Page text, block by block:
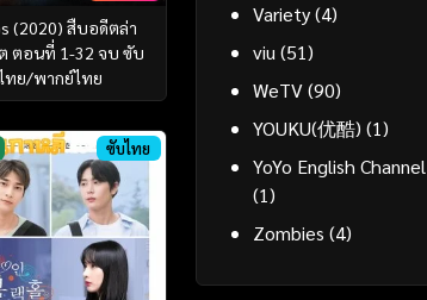
(2020) สืบอดีตล่า
ตอนที่ 1-32 จบ ซับ
ทย/พากย์ไทย
ซับไทย
Variety(4)
viu(51)
WeTV(90)
YOUKU(优酷) (1)
YoYo English Channel
(1)
Zombies (4)